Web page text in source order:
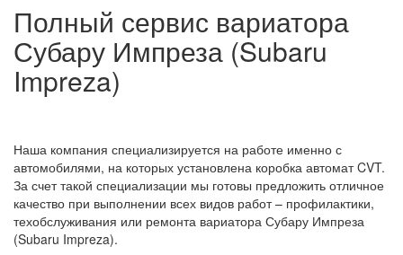
Полный сервис вариатора
Субару Импреза (Subaru
Impreza)
Наша компания специализируется на работе именно с
автомобилями, на которых установлена коробка автомат CVT.
За счет такой специализации мы готовы предложить отличное
качество при выполнении всех видов работ – профилактики,
техобслуживания или ремонта вариатора Субару Импреза
(Subaru Impreza).